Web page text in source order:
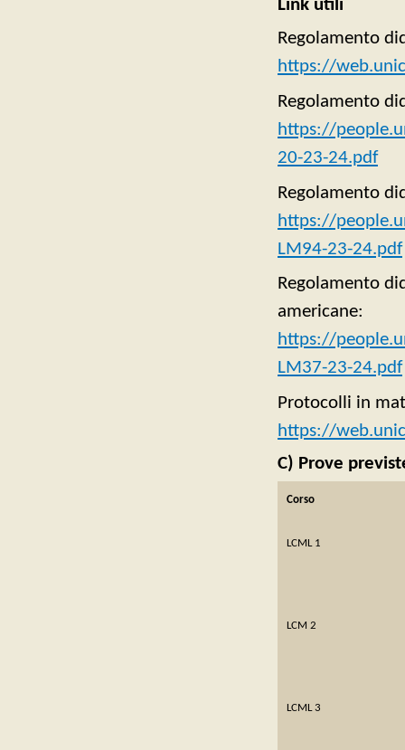
Link utili
Regolamento
https://
Regolamento
https://
20-23-24.pdf
Regolamento
https://
LM94-23-24.pdf
Regolamento
americane:
https://
LM37-23-24.pdf
Protocolli in
https://
C) Prove
Corso
LCML 1
LCM 2
LCML 3